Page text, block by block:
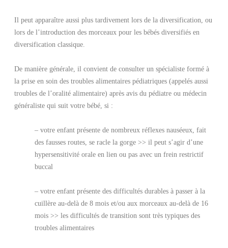
Il peut apparaître aussi plus tardivement lors de la diversification, ou
lors de l’introduction des morceaux pour les bébés diversifiés en
diversification classique.
De manière générale, il convient de consulter un spécialiste formé à
la prise en soin des troubles alimentaires pédiatriques (appelés aussi
troubles de l’oralité alimentaire) après avis du pédiatre ou médecin
généraliste qui suit votre bébé, si :
– votre enfant présente de nombreux réflexes nauséeux, fait
des fausses routes, se racle la gorge >> il peut s’agir d’une
hypersensitivité orale en lien ou pas avec un frein restrictif
buccal
– votre enfant présente des difficultés durables à passer à la
cuillère au-delà de 8 mois et/ou aux morceaux au-delà de 16
mois >> les difficultés de transition sont très typiques des
troubles alimentaires